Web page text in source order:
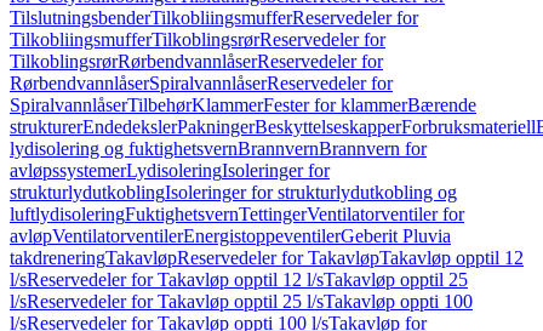
TilslutningsbenderTilkobliingsmufferReservedeler for
TilkobliingsmufferTilkoblingsrørReservedeler for
TilkoblingsrørRørbendvannlåserReservedeler for
RørbendvannlåserSpiralvannlåserReservedeler for
SpiralvannlåserTilbehørKlammerFester for klammerBærende
strukturerEndedekslerPakningerBeskyttelseskapperForbruksmateriell
lydisolering og fuktighetsvernBrannvernBrannvern for
avløpssystemerLydisoleringIsoleringer for
strukturlydutkoblingIsoleringer for strukturlydutkobling og
luftlydisoleringFuktighetsvernTettingerVentilatorventiler for
avløpVentilatorventilerEnergistoppeventilerGeberit Pluvia
takdreneringTakavløpReservedeler for TakavløpTakavløp opptil 12
l/sReservedeler for Takavløp opptil 12 l/sTakavløp opptil 25
l/sReservedeler for Takavløp opptil 25 l/sTakavløp oppti 100
l/sReservedeler for Takavløp oppti 100 l/sTakavløp for